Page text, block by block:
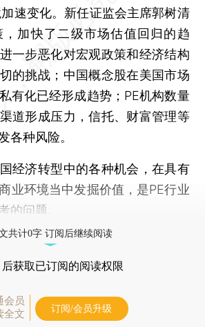
速变化。新任证监会主席郭树清
加快了二级市场估值回归的趋
一步恶化对宏观政策和经济结构
的挑战；中国概念股在美国市场
有化已经形成趋势；PE机构数量
道形成压力，信托、财富管理等
各种风险。
济转型中的各种机会，在具有
业环境当中发掘价值，是PE行业
的问题。
共计0字 订阅后继续阅读
后获取已订阅的阅读权限
会员
全文
订阅/会员升级